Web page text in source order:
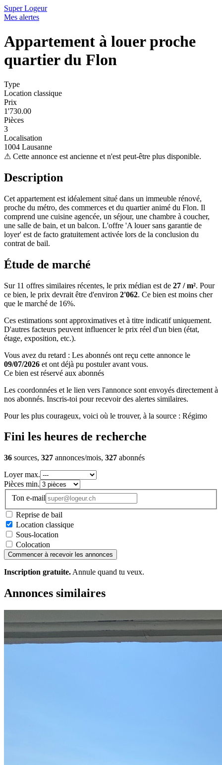
Super Logeur
Mes alertes
Appartement à louer proche
quartier du Flon
Type
Location classique
Prix
1'730.00
Pièces
3
Localisation
1004 Lausanne
⚠ Cette annonce est ancienne et n'est peut-être plus disponible.
Description
Cet appartement est idéalement situé dans un immeuble rénové,
proche du métro, des commerces et du quartier animé du Flon. Il
comprend une cuisine agencée, un séjour, une chambre à coucher,
une salle de bain, et un balcon. L'offre 'A louer sans garantie de
loyer' est de facto gratuitement activée lors de la conclusion du
contrat de bail.
Étude de marché
Sur 11 offres similaires récentes, le prix médian est de 27 / m². Pour
ce bien, le prix devrait être d'environ 2'062. Ce bien est moins cher
que le marché de 16%.
Ces estimations sont approximatives et à titre indicatif uniquement.
D'autres facteurs peuvent influencer le prix réel d'un bien (état,
étage, exposition, etc.).
Vous avez du retard : Les abonnés ont reçu cette annonce le
09/07/2026 et ont déjà pu postuler avant vous.
Ce bien est réservé aux abonnés
Les coordonnées et le lien vers l'annonce sont envoyés directement à
nos abonnés. Inscris-toi pour recevoir des alertes similaires.
Pour les plus courageux, voici où le trouver, à la source : Régimo
Fini les heures de recherche
36 sources, 327 annonces/mois, 327 abonnés
Loyer max.
Pièces min.
Ton e-mail
Reprise de bail
Location classique
Sous-location
Colocation
Commencer à recevoir les annonces
Inscription gratuite. Annule quand tu veux.
Annonces similaires